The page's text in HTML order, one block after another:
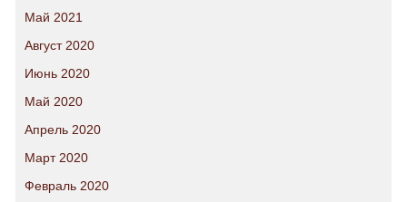
Май 2021
Август 2020
Июнь 2020
Май 2020
Апрель 2020
Март 2020
Февраль 2020